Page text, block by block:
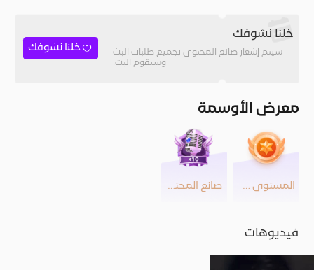
خلنا نشوفك
سيتم إشعار صانع المحتوى بجميع طلبات البث
وسيقوم البث.
خلنا نشوفك
معرض الأوسمة
المستوى 25 صانع المحتوى
فيديوهات